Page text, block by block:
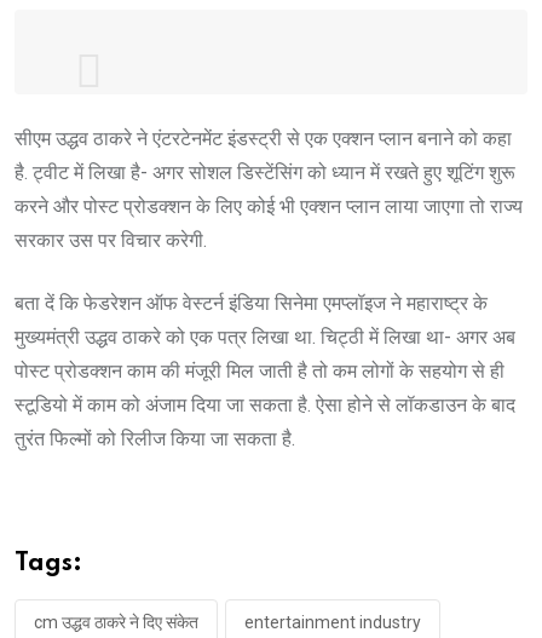
CM Uddhav Balasaheb Thackeray
interacted with artiste & producers from
the entertainment industry, especially
Marathi film, theatre & television series
— CMO Maharashtra
(@CMOMaharashtra)May 20, 2020
सीएम उद्धव ठाकरे ने एंटरटेनमेंट इंडस्ट्री से एक एक्शन प्लान बनाने को कहा
है. ट्वीट में लिखा है- अगर सोशल डिस्टेंसिंग को ध्यान में रखते हुए शूटिंग शुरू
करने और पोस्ट प्रोडक्शन के लिए कोई भी एक्शन प्लान लाया जाएगा तो राज्य
सरकार उस पर विचार करेगी.
बता दें कि फेडरेशन ऑफ वेस्टर्न इंडिया सिनेमा एमप्लॉइज ने महाराष्ट्र के
मुख्यमंत्री उद्धव ठाकरे को एक पत्र लिखा था. चिट्ठी में लिखा था- अगर अब
पोस्ट प्रोडक्शन काम की मंजूरी मिल जाती है तो कम लोगों के सहयोग से ही
स्टूडियो में काम को अंजाम दिया जा सकता है. ऐसा होने से लॉकडाउन के बाद
तुरंत फिल्मों को रिलीज किया जा सकता है.
Tags:
cm उद्धव ठाकरे ने दिए संकेत entertainment industry